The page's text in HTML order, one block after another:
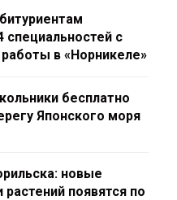
специальностей с
в «Норникеле»
бесплатно
Японского моря
новые
появятся по